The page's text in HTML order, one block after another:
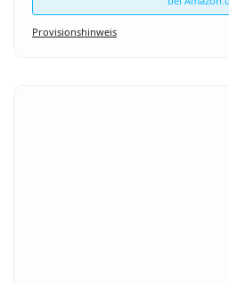
Provisionshinweis